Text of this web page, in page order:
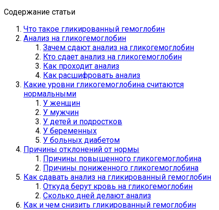
Содержание статьи
Что такое гликированный гемоглобин
Анализ на гликогемоглобин
Зачем сдают анализ на гликогемоглобин
Кто сдает анализ на гликогемоглобин
Как проходит анализ
Как расшифровать анализ
Какие уровни гликогемоглобина считаются
нормальными
У женщин
У мужчин
У детей и подростков
У беременных
У больных диабетом
Причины отклонений от нормы
Причины повышенного гликогемоглобина
Причины пониженного гликогемоглобина
Как сдавать анализ на гликированный гемоглобин
Откуда берут кровь на гликогемоглобин
Сколько дней делают анализ
Как и чем снизить гликированный гемоглобин